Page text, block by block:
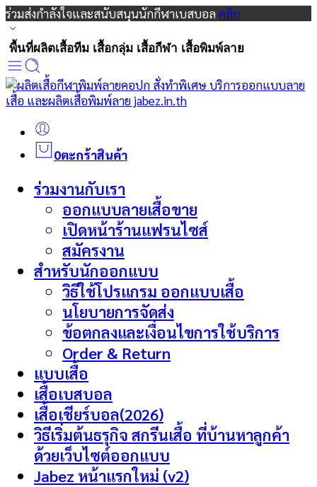
ร่วมส่งกำลังใจและสนับสนุนนักกีฬาเบสบอล คลิก
พื้นที่ผลิตเสื้อทีม เสื้อกลุ่ม เสื้อกีฬา เสื้อพิมพ์ลาย
0ตะกร้าสินค้า
ร่วมงานกับเรา
ออกแบบลายเสื้อขาย
เปิดหน้าร้านแฟรนไซส์
สมัครงาน
สำหรับนักออกแบบ
วิธีใช้โปรแกรม ออกแบบเสื้อ
นโยบายการจัดส่ง
ข้อตกลงและเงื่อนไขการใช้บริการ
Order & Return
แบบเสื้อ
เสื้อเบสบอล
เสื้อเชียร์บอล(2026)
วิธีเริ่มต้นธรุกิจ สกรีนเสื้อ ที่บ้านหาลูกค้า
ด้วยเว็บไซต์ออกแบบ
Jabez หน้าแรกใหม่ (v2)